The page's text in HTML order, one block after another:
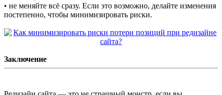
• не меняйте всё сразу. Если это возможно, делайте изменения
постепенно, чтобы минимизировать риски.
Заключение